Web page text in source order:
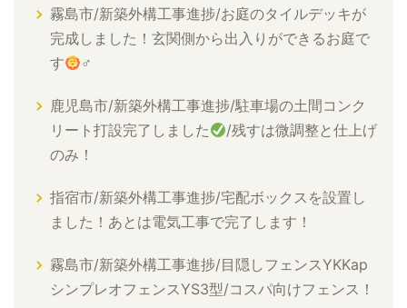
霧島市/新築外構工事進捗/お庭のタイルデッキが
完成しました！玄関側から出入りができるお庭で
す
‍♂
鹿児島市/新築外構工事進捗/駐車場の土間コンク
リート打設完了しました
/残すは微調整と仕上げ
のみ！
指宿市/新築外構工事進捗/宅配ボックスを設置し
ました！あとは電気工事で完了します！
霧島市/新築外構工事進捗/目隠しフェンスYKKap
シンプレオフェンスYS3型/コスパ向けフェンス！